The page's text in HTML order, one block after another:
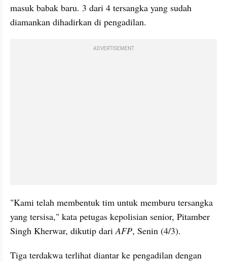
masuk babak baru. 3 dari 4 tersangka yang sudah
diamankan dihadirkan di pengadilan.
ADVERTISEMENT
"Kami telah membentuk tim untuk memburu tersangka
yang tersisa," kata petugas kepolisian senior, Pitamber
Singh Kherwar, dikutip dari AFP, Senin (4/3).
Tiga terdakwa terlihat diantar ke pengadilan dengan